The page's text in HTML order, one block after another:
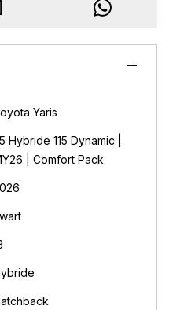
Yaris
Hybride 115 Dynamic |
| Comfort Pack